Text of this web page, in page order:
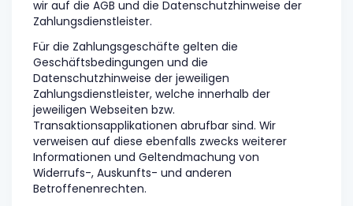
wir auf die AGB und die Datenschutzhinweise der
Zahlungsdienstleister.
Für die Zahlungsgeschäfte gelten die
Geschäftsbedingungen und die
Datenschutzhinweise der jeweiligen
Zahlungsdienstleister, welche innerhalb der
jeweiligen Webseiten bzw.
Transaktionsapplikationen abrufbar sind. Wir
verweisen auf diese ebenfalls zwecks weiterer
Informationen und Geltendmachung von
Widerrufs-, Auskunfts- und anderen
Betroffenenrechten.